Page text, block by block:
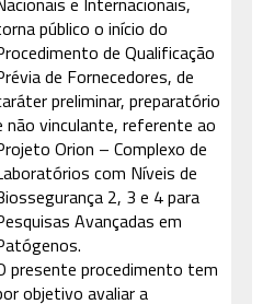
público o início do
de Qualificação
de Fornecedores, de
preliminar, preparatório
não vinculante, referente ao
Orion – Complexo de
com Níveis de
2, 3 e 4 para
Avançadas em
presente procedimento tem
objetivo avaliar a